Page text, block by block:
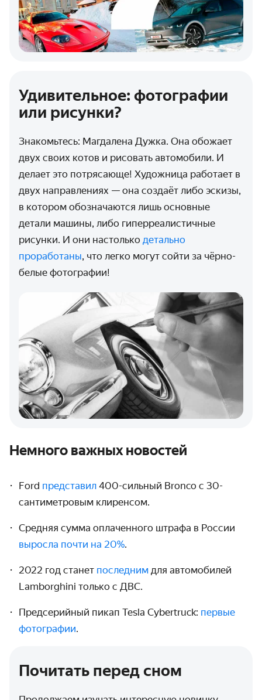
Удивительное: фотографии
или рисунки?
Знакомьтесь: Магдалена Дужка. Она обожает
двух своих котов и рисовать автомобили. И
делает это потрясающе! Художница работает в
двух направлениях — она создаёт либо эскизы,
в котором обозначаются лишь основные
детали машины, либо гиперреалистичные
рисунки. И они настолько детально
проработаны, что легко могут сойти за чёрно-
белые фотографии!
Немного важных новостей
Ford представил 400-сильный Bronco с 30-
сантиметровым клиренсом.
Средняя сумма оплаченного штрафа в России
выросла почти на 20%.
2022 год станет последним для автомобилей
Lamborghini только с ДВС.
Предсерийный пикап Tesla Cybertruck: первые
фотографии.
Почитать перед сном